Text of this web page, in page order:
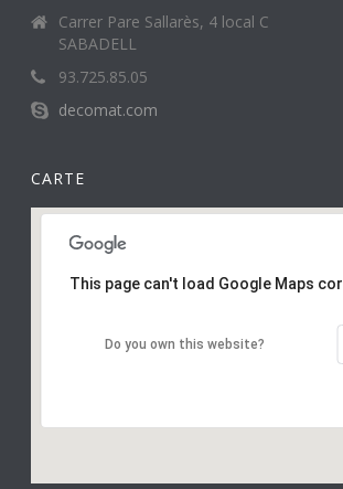
Carrer Pare Sallarès, 4 local C
SABADELL
93.725.85.05
decomat.com
CARTE
This page can't load Google Maps
Do you own this website?